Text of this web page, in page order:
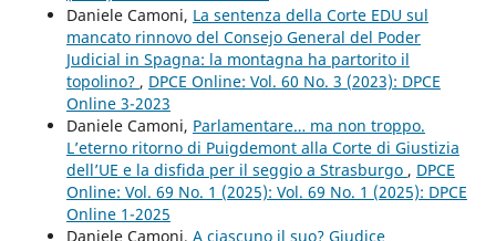
Daniele Camoni, La sentenza della Corte EDU sul
mancato rinnovo del Consejo General del Poder
Judicial in Spagna: la montagna ha partorito il
topolino? , DPCE Online: Vol. 60 No. 3 (2023): DPCE
Online 3-2023
Daniele Camoni, Parlamentare… ma non troppo.
L’eterno ritorno di Puigdemont alla Corte di Giustizia
dell’UE e la disfida per il seggio a Strasburgo , DPCE
Online: Vol. 69 No. 1 (2025): Vol. 69 No. 1 (2025): DPCE
Online 1-2025
Daniele Camoni, A ciascuno il suo? Giudice